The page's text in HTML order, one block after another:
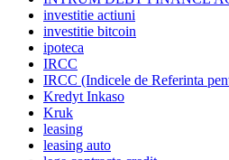
investitie actiuni
investitie bitcoin
ipoteca
IRCC
IRCC (Indicele de Referinta
Kredyt Inkaso
Kruk
leasing
leasing auto